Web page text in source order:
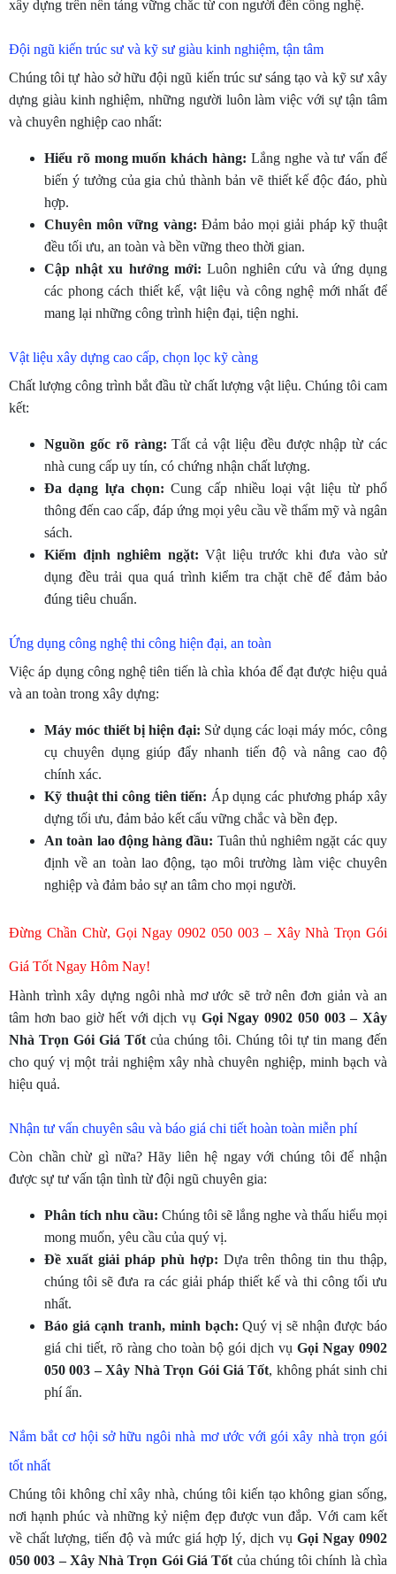
xây dựng trên nền tảng vững chắc từ con người đến công nghệ.
Đội ngũ kiến trúc sư và kỹ sư giàu kinh nghiệm, tận tâm
Chúng tôi tự hào sở hữu đội ngũ kiến trúc sư sáng tạo và kỹ sư xây
dựng giàu kinh nghiệm, những người luôn làm việc với sự tận tâm
và chuyên nghiệp cao nhất:
Hiểu rõ mong muốn khách hàng: Lắng nghe và tư vấn để
biến ý tưởng của gia chủ thành bản vẽ thiết kế độc đáo, phù
hợp.
Chuyên môn vững vàng: Đảm bảo mọi giải pháp kỹ thuật
đều tối ưu, an toàn và bền vững theo thời gian.
Cập nhật xu hướng mới: Luôn nghiên cứu và ứng dụng
các phong cách thiết kế, vật liệu và công nghệ mới nhất để
mang lại những công trình hiện đại, tiện nghi.
Vật liệu xây dựng cao cấp, chọn lọc kỹ càng
Chất lượng công trình bắt đầu từ chất lượng vật liệu. Chúng tôi cam
kết:
Nguồn gốc rõ ràng: Tất cả vật liệu đều được nhập từ các
nhà cung cấp uy tín, có chứng nhận chất lượng.
Đa dạng lựa chọn: Cung cấp nhiều loại vật liệu từ phổ
thông đến cao cấp, đáp ứng mọi yêu cầu về thẩm mỹ và ngân
sách.
Kiểm định nghiêm ngặt: Vật liệu trước khi đưa vào sử
dụng đều trải qua quá trình kiểm tra chặt chẽ để đảm bảo
đúng tiêu chuẩn.
Ứng dụng công nghệ thi công hiện đại, an toàn
Việc áp dụng công nghệ tiên tiến là chìa khóa để đạt được hiệu quả
và an toàn trong xây dựng:
Máy móc thiết bị hiện đại: Sử dụng các loại máy móc, công
cụ chuyên dụng giúp đẩy nhanh tiến độ và nâng cao độ
chính xác.
Kỹ thuật thi công tiên tiến: Áp dụng các phương pháp xây
dựng tối ưu, đảm bảo kết cấu vững chắc và bền đẹp.
An toàn lao động hàng đầu: Tuân thủ nghiêm ngặt các quy
định về an toàn lao động, tạo môi trường làm việc chuyên
nghiệp và đảm bảo sự an tâm cho mọi người.
Đừng Chần Chừ, Gọi Ngay 0902 050 003 – Xây Nhà Trọn Gói
Giá Tốt Ngay Hôm Nay!
Hành trình xây dựng ngôi nhà mơ ước sẽ trở nên đơn giản và an
tâm hơn bao giờ hết với dịch vụ Gọi Ngay 0902 050 003 – Xây
Nhà Trọn Gói Giá Tốt của chúng tôi. Chúng tôi tự tin mang đến
cho quý vị một trải nghiệm xây nhà chuyên nghiệp, minh bạch và
hiệu quả.
Nhận tư vấn chuyên sâu và báo giá chi tiết hoàn toàn miễn phí
Còn chần chừ gì nữa? Hãy liên hệ ngay với chúng tôi để nhận
được sự tư vấn tận tình từ đội ngũ chuyên gia:
Phân tích nhu cầu: Chúng tôi sẽ lắng nghe và thấu hiểu mọi
mong muốn, yêu cầu của quý vị.
Đề xuất giải pháp phù hợp: Dựa trên thông tin thu thập,
chúng tôi sẽ đưa ra các giải pháp thiết kế và thi công tối ưu
nhất.
Báo giá cạnh tranh, minh bạch: Quý vị sẽ nhận được báo
giá chi tiết, rõ ràng cho toàn bộ gói dịch vụ Gọi Ngay 0902
050 003 – Xây Nhà Trọn Gói Giá Tốt, không phát sinh chi
phí ẩn.
Nắm bắt cơ hội sở hữu ngôi nhà mơ ước với gói xây nhà trọn gói
tốt nhất
Chúng tôi không chỉ xây nhà, chúng tôi kiến tạo không gian sống,
nơi hạnh phúc và những kỷ niệm đẹp được vun đắp. Với cam kết
về chất lượng, tiến độ và mức giá hợp lý, dịch vụ Gọi Ngay 0902
050 003 – Xây Nhà Trọn Gói Giá Tốt của chúng tôi chính là chìa